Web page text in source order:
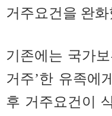
거주요건을 완
기존에는 국가
거주’한 유족에
후 거주요건이